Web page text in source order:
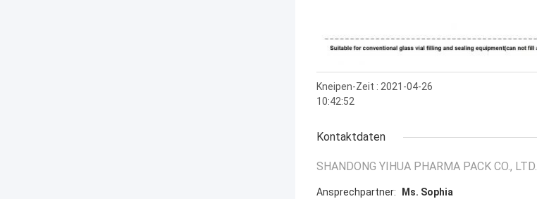
Kneipen-Zeit : 2021-04-26
10:42:52
Kontaktdaten
SHANDONG YIHUA PHARMA PACK CO., LTD.
Ansprechpartner:
Ms. Sophia